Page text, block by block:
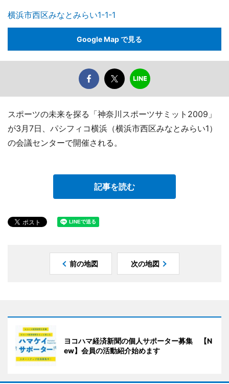
横浜市西区みなとみらい1-1-1
Google Map で見る
スポーツの未来を探る「神奈川スポーツサミット2009」
が3月7日、パシフィコ横浜（横浜市西区みなとみらい1）
の会議センターで開催される。
記事を読む
前の地図 次の地図
ヨコハマ経済新聞の個人サポーター募集 【N
ew】会員の活動紹介始めます